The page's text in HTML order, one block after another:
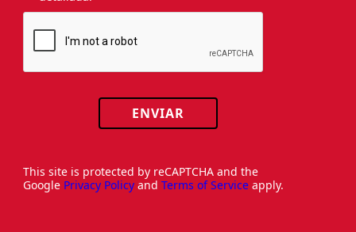
ENVIAR
This site is protected by reCAPTCHA and the
Google Privacy Policy and Terms of Service apply.